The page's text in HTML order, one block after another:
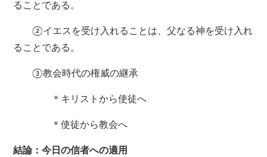
ることである。
②イエスを受け入れることは、父なる神を受け入れ
ることである。
③教会時代の権威の継承
＊キリストから使徒へ
＊使徒から教会へ
結論：今日の信者への適用